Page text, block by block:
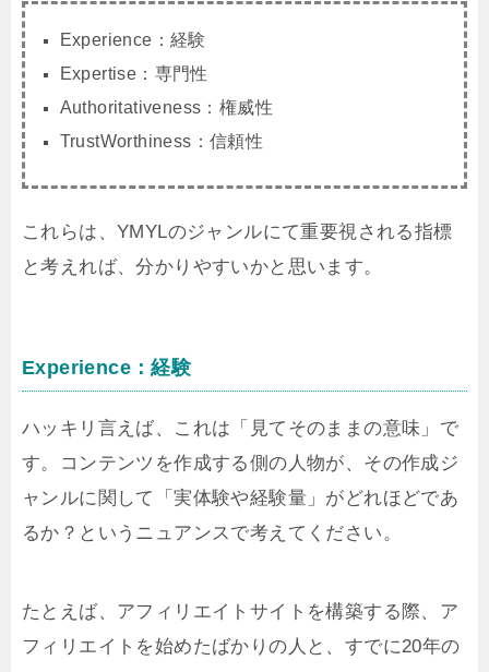
Experience：経験
Expertise：専門性
Authoritativeness：権威性
TrustWorthiness：信頼性
これらは、YMYLのジャンルにて重要視される指標
と考えれば、分かりやすいかと思います。
Experience：経験
ハッキリ言えば、これは「見てそのままの意味」で
す。コンテンツを作成する側の人物が、その作成ジ
ャンルに関して「実体験や経験量」がどれほどであ
るか？というニュアンスで考えてください。
たとえば、アフィリエイトサイトを構築する際、ア
フィリエイトを始めたばかりの人と、すでに20年の